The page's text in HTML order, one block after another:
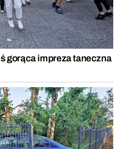
gorąca impreza taneczna